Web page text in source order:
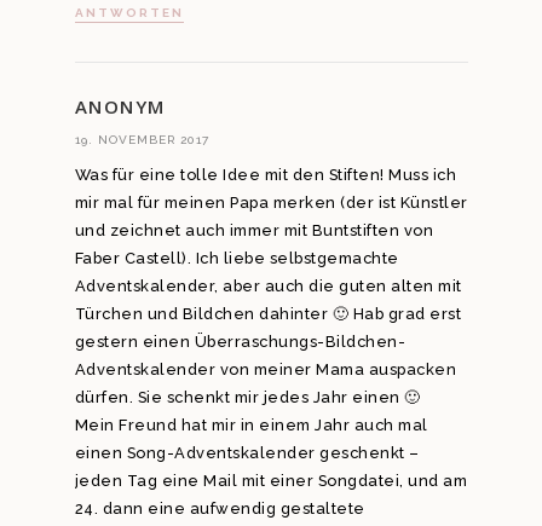
ANTWORTEN
ANONYM
19. NOVEMBER 2017
Was für eine tolle Idee mit den Stiften! Muss ich
mir mal für meinen Papa merken (der ist Künstler
und zeichnet auch immer mit Buntstiften von
Faber Castell). Ich liebe selbstgemachte
Adventskalender, aber auch die guten alten mit
Türchen und Bildchen dahinter 🙂 Hab grad erst
gestern einen Überraschungs-Bildchen-
Adventskalender von meiner Mama auspacken
dürfen. Sie schenkt mir jedes Jahr einen 🙂
Mein Freund hat mir in einem Jahr auch mal
einen Song-Adventskalender geschenkt –
jeden Tag eine Mail mit einer Songdatei, und am
24. dann eine aufwendig gestaltete